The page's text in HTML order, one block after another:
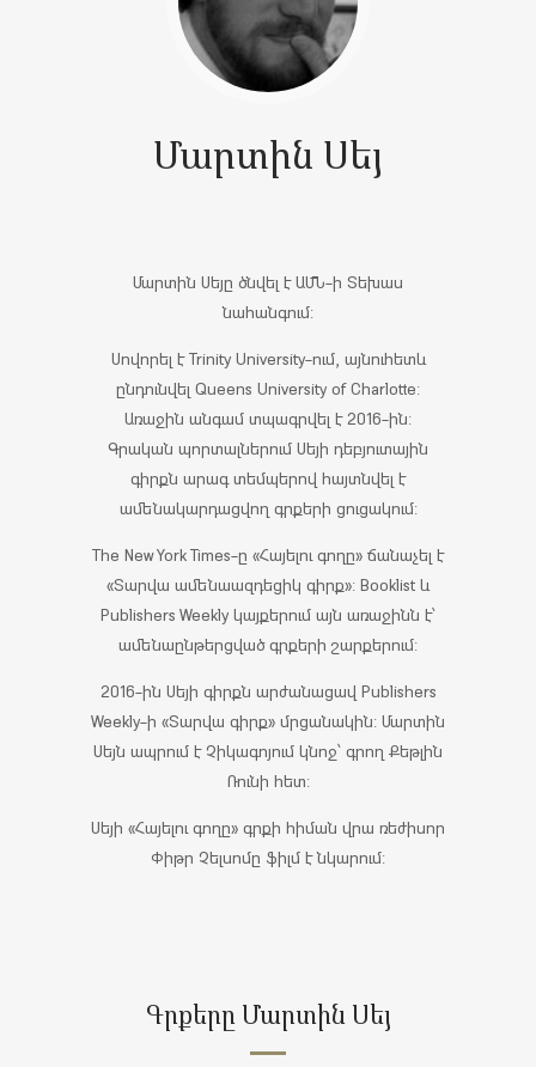
Մարտին Սեյ
Մարտին Սեյը ծնվել է ԱՄՆ-ի Տեխաս
նահանգում:
Սովորել է Trinity University-ում, այնուհետև
ընդունվել Queens University of Charlotte:
Առաջին անգամ տպագրվել է 2016-ին:
Գրական պորտալներում Սեյի դեբյուտային
գիրքն արագ տեմպերով հայտնվել է
ամենակարդացվող գրքերի ցուցակում:
The New York Times-ը «Հայելու գողը» ճանաչել է
«Տարվա ամենաազդեցիկ գիրք»: Booklist և
Publishers Weekly կայքերում այն առաջինն է՝
ամենաընթերցված գրքերի շարքերում:
2016-ին Սեյի գիրքն արժանացավ Publishers
Weekly-ի «Տարվա գիրք» մրցանակին: Մարտին
Սեյն ապրում է Չիկագոյում կնոջ՝ գրող Քեթլին
Ռունի հետ:
Սեյի «Հայելու գողը» գրքի հիման վրա ռեժիսոր
Փիթր Չելսոմը ֆիլմ է նկարում:
Գրքերը Մարտին Սեյ